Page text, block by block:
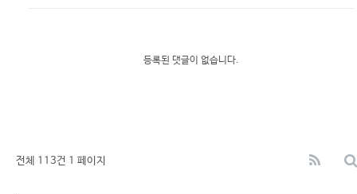
등록된 댓글이 없습니다.
전체 113건 1 페이지